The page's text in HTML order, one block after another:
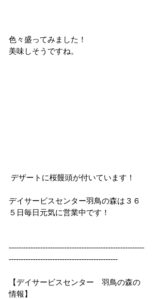
色々盛ってみました！
美味しそうですね。
デザートに桜饅頭が付いています！
デイサービスセンター羽鳥の森は３６
５日毎日元気に営業中です！
--------------------------------------------------------
---------------------------------------------
【デイサービスセンター　羽鳥の森の
情報】